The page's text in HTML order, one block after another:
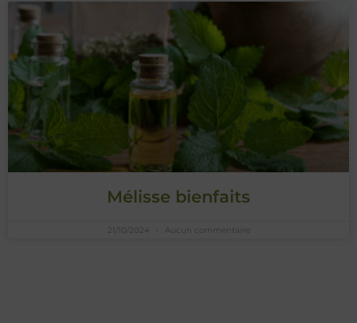
Mélisse bienfaits
21/10/2024 Aucun commentaire